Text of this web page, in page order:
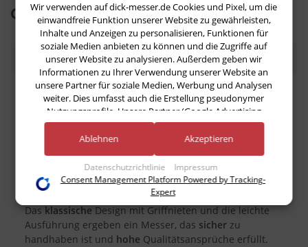
Wir verwenden auf dick-messer.de Cookies und Pixel, um die
einwandfreie Funktion unserer Website zu gewährleisten,
Inhalte und Anzeigen zu personalisieren, Funktionen für
soziale Medien anbieten zu können und die Zugriffe auf
unserer Website zu analysieren. Außerdem geben wir
Informationen zu Ihrer Verwendung unserer Website an
unsere Partner für soziale Medien, Werbung und Analysen
weiter. Dies umfasst auch die Erstellung pseudonymer
Nutzungsprofile. Unsere Partner (Google Advertising
Products) führen diese Informationen möglicherweise mit
weiteren Daten zusammen, die Sie ihnen bereitgestellt haben
im Rahmen Ihrer Nutzung der Dienste gesammelt haben
(bspw. Nutzungsdaten anderer Geräte). Ihre Einwilligung zur
Nutzung von Cookies und Pixeln können Sie jederzeit
widerrufen, indem Sie auf den Datenschutz-Button links
unten klicken und dort die entsprechenden Anpassungen
vornehmen.
Datenschutzrichtlinie Impressum
Ablehnen Akzeptieren
Consent Management Platform Powered by Tracking-
Expert
Komponenten werden geladen ...
Beschreibung
In diesem Messer-Set 3-tlg . sind die Messer der
Serie SuperiorvonDickenthalten.
Diese Messer sind für den Einsatz improfessionellen
Bereich konzipiert. DieoptimaleSchneidkraft und das
Handling machen diese Messer zu einem
wahren Helfer.
Das klassische Design mit Griffnieten und die leichte
Ausführung ergeben ein Messer, das sicher zu
handhaben ist und hohe Qualitätsansprüche erfüllt.